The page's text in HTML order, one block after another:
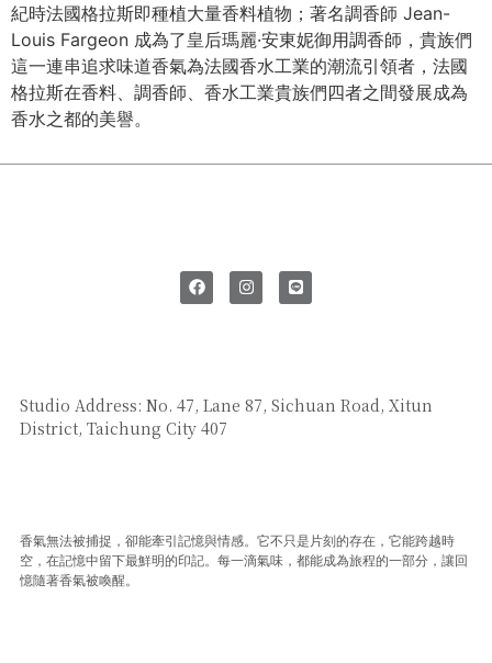
紀時法國格拉斯即種植大量香料植物；著名調香師 Jean-
Louis Fargeon 成為了皇后瑪麗·安東妮御用調香師，貴族們
這一連串追求味道香氣為法國香水工業的潮流引領者，法國
格拉斯在香料、調香師、香水工業貴族們四者之間發展成為
香水之都的美譽。
Studio Address: No. 47, Lane 87, Sichuan Road, Xitun
District, Taichung City 407
香氣無法被捕捉，卻能牽引記憶與情感。它不只是片刻的存在，它能跨越時
空，在記憶中留下最鮮明的印記。每一滴氣味，都能成為旅程的一部分，讓回
憶隨著香氣被喚醒。